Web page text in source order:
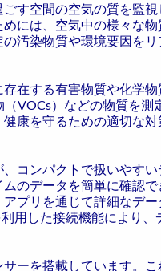
す空間の空気の質を監
には、空気中の様々な
汚染物質や環境要因を
在する有害物質や化学
VOCs）などの物質を測
康を守るための適切な
コンパクトで扱いやす
のデータを簡単に確認で
プリを通じて詳細なデ
用した接続機能により、
ーを搭載しています。